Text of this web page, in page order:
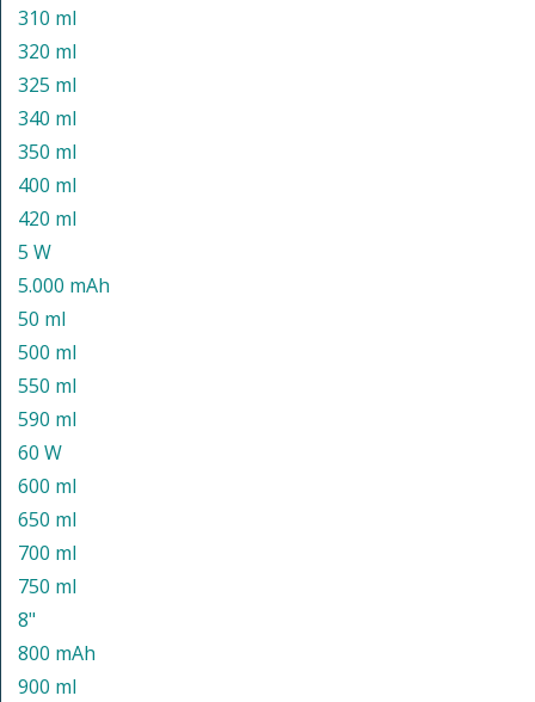
310 ml
320 ml
325 ml
340 ml
350 ml
400 ml
420 ml
5 W
5.000 mAh
50 ml
500 ml
550 ml
590 ml
60 W
600 ml
650 ml
700 ml
750 ml
8"
800 mAh
900 ml